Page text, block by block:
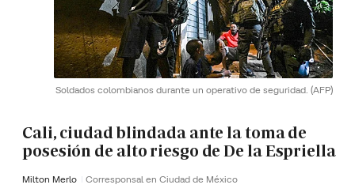
Soldados colombianos durante un operativo de seguridad. (AFP)
Cali, ciudad blindada ante la toma de
posesión de alto riesgo de De la Espriella
Milton Merlo Corresponsal en Ciudad de México